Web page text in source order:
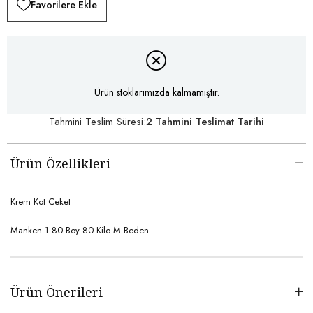
Favorilere Ekle
Ürün stoklarımızda kalmamıştır.
Tahmini Teslim Süresi:2 Tahmini Teslimat Tarihi
Ürün Özellikleri
Krem Kot Ceket
Manken 1.80 Boy 80 Kilo M Beden
Ürün Önerileri